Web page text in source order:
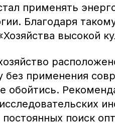
применять
Благодаря
высокой
без применения
обойтись.
поиск